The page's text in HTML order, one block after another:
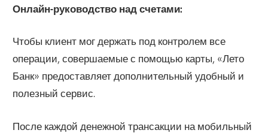
Онлайн-руководство над счетами:
Чтобы клиент мог держать под контролем все
операции, совершаемые с помощью карты, «Лето
Банк» предоставляет дополнительный удобный и
полезный сервис.
После каждой денежной трансакции на мобильный